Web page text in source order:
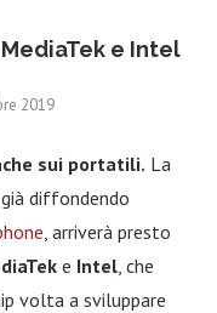
e Intel
2019
sui portatili. La
diffondendo
, arriverà presto
e Intel , che
volta a sviluppare